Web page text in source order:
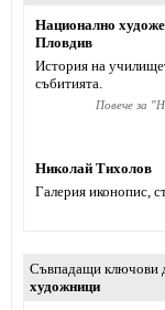
Национално
Пловдив
История на
събитията.
Повече за "
Николай Тихолов
Галерия иконопис,
Съвпадащи ключови
художници